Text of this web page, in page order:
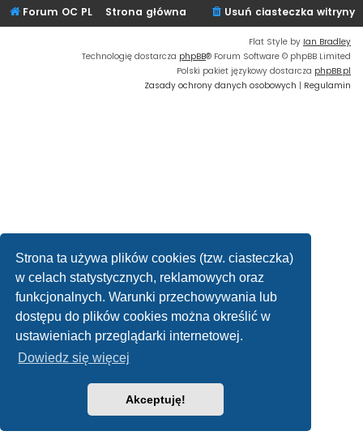
Strona ta używa plików cookies (tzw. ciasteczka)
w celach statystycznych, reklamowych oraz
funkcjonalnych. Warunki przechowywania lub
dostępu do plików cookies można określić w
ustawieniach przeglądarki internetowej.
Dowiedz się więcej
Akceptuję!
Forum OC PL Strona główna Usuń ciasteczka witryny
Flat Style by Ian Bradley
Technologię dostarcza phpBB® Forum Software © phpBB Limited
Polski pakiet językowy dostarcza phpBB.pl
Zasady ochrony danych osobowych | Regulamin